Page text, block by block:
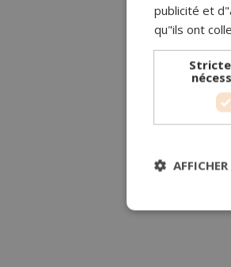
publicité et
qu"ils ont